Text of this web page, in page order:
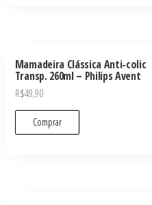
Mamadeira Clássica Anti-colic
Transp. 260ml – Philips Avent
R$49,90
Comprar